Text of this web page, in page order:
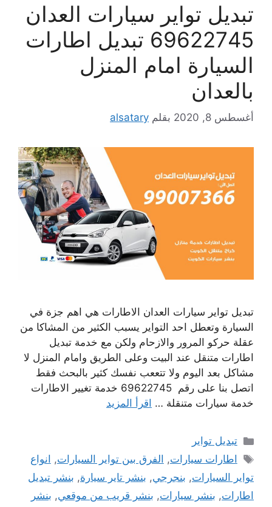
تبديل تواير سيارات العدان
69622745 تبديل اطارات
السيارة امام المنزل
بالعدان
أغسطس 8, 2020 بقلم alsatary
تبديل تواير سيارات العدان الاطارات هي اهم جزة في
السيارة وتعطل احد التواير يسبب الكثير من المشاكا من
عقلة حركو المرور والازحام ولكن مع خدمة تبديل
اطارات متنقل عند البيت وعلى الطريق وامام المنزل لا
مشاكل بعد اليوم ولا تتععب نفسك كثير بالبحث فقط
اتصل بنا على رقم 69622745 خدمة تغيير الاطارات
خدمة سيارات متنقلة … اقرأ المزيد
التصنيفات
تبديل تواير
الوسوم
اطارات سيارات, الفرق بين تواير السيارات, انواع
تواير السيارات, بنجرجي, بنشر تاير سيارة, بنشر تبديل
اطارات, بنشر سيارات, بنشر قريب من موقعي, بنشر